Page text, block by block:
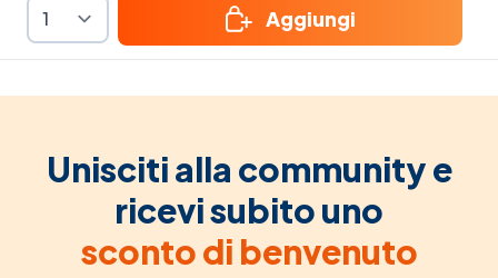
Aggiungi
Unisciti alla community e
ricevi subito uno
sconto di benvenuto